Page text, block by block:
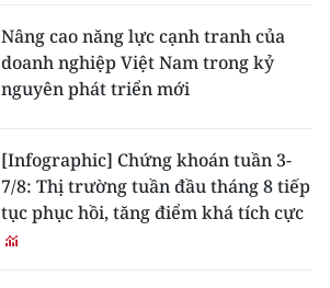
Nâng cao năng lực cạnh tranh của
doanh nghiệp Việt Nam trong kỷ
nguyên phát triển mới
[Infographic] Chứng khoán tuần 3-
7/8: Thị trường tuần đầu tháng 8 tiếp
tục phục hồi, tăng điểm khá tích cực